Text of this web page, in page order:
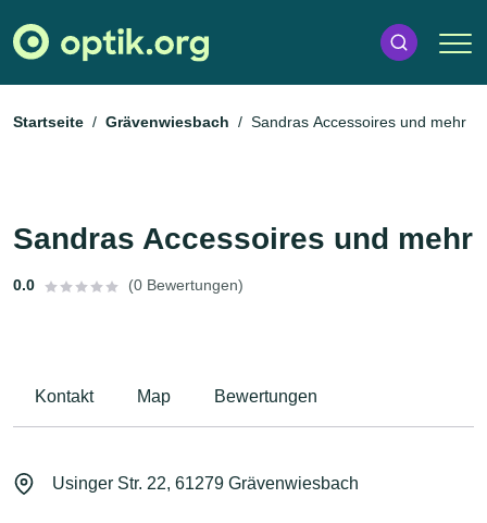
Startseite Grävenwiesbach Sandras Accessoires und mehr
Sandras Accessoires und mehr
0.0 (0 Bewertungen)
Kontakt Map Bewertungen
Usinger Str. 22, 61279 Grävenwiesbach